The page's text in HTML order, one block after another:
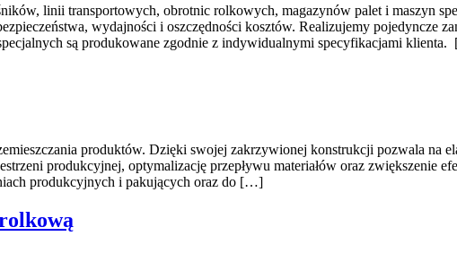
linii transportowych, obrotnic rolkowych, magazynów palet i maszyn
wydajności i oszczędności kosztów. Realizujemy pojedyncze
są produkowane zgodnie z indywidualnymi specyfikacjami
produktów. Dzięki swojej zakrzywionej konstrukcji pozwala na
produkcyjnej, optymalizację przepływu materiałów oraz zwiększenie
produkcyjnych i pakujących oraz do […]